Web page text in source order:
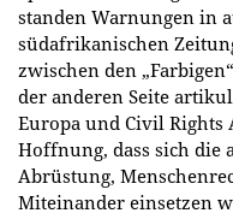
standen Warnungen in
südafrikanischen
zwischen den
der anderen Seite
Europa und Civil Rights
Hoffnung, dass sich die
Abrüstung,
Miteinander einsetzen